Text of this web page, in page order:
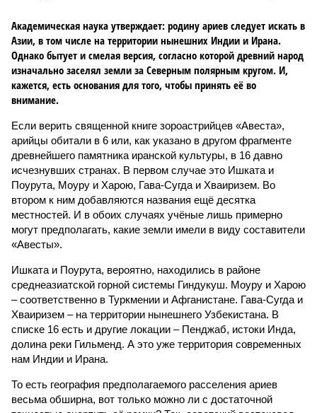
Академическая наука утверждает: родину ариев следует искать в
Азии, в том числе на территории нынешних Индии и Ирана.
Однако бытует и смелая версия, согласно которой древний народ
изначально заселял земли за Северным полярным кругом. И,
кажется, есть основания для того, чтобы принять её во
внимание.
Если верить священной книге зороастрийцев «Авеста»,
арийцы обитали в 6 или, как указано в другом фрагменте
древнейшего памятника иранской культуры, в 16 давно
исчезнувших странах. В первом случае это Ишката и
Поурута, Моуру и Харою, Гава-Сугда и Хваиризем. Во
втором к ним добавляются названия ещё десятка
местностей. И в обоих случаях учёные лишь примерно
могут предполагать, какие земли имели в виду составители
«Авесты».
Ишката и Поурута, вероятно, находились в районе
среднеазиатской горной системы Гиндукуш. Моуру и Харою
– соответственно в Туркмении и Афганистане. Гава-Сугда и
Хваиризем – на территории нынешнего Узбекистана. В
списке 16 есть и другие локации – Пенджаб, истоки Инда,
долина реки Гильменд. А это уже территория современных
нам Индии и Ирана.
То есть география предполагаемого расселения ариев
весьма обширна, вот только можно ли с достаточной